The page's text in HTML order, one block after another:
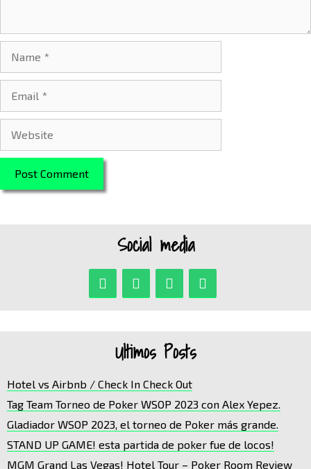
Social media
Ultimos Posts
Hotel vs Airbnb / Check In Check Out
Tag Team Torneo de Poker WSOP 2023 con Alex Yepez.
Gladiador WSOP 2023, el torneo de Poker más grande.
STAND UP GAME! esta partida de poker fue de locos!
MGM Grand Las Vegas! Hotel Tour – Poker Room Review